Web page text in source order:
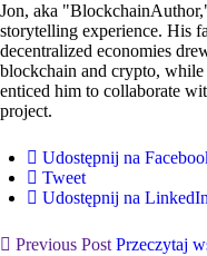
Jon, aka
storytelling experience. His
decentralized economies
blockchain and crypto,
enticed him to collaborate
project.
Udostępnij na
Tweet
Udostępnij na LinkedIn
Previous Post Przeczytaj